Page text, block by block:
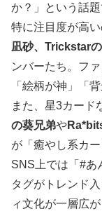
か？」という話
特に注目度が高い
凪砂、Trickstar
ンバーたち。フ
「絵柄が神」「
また、星3カード
の葵兄弟や
が「癒やし系カ
SNS上では「#あ
タグがトレンド
ィ文化が一層広